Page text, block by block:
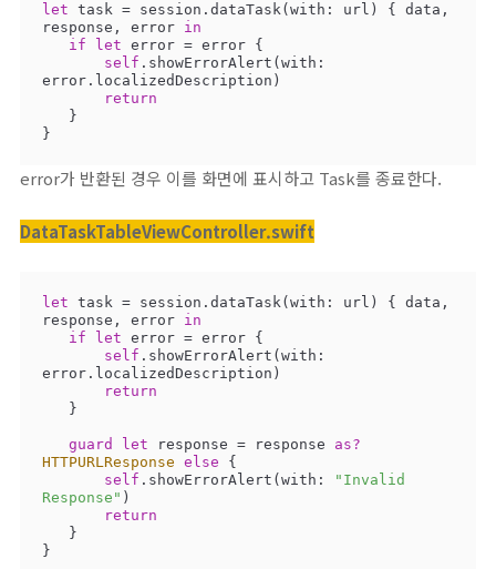
let task = session.dataTask(with: url) { data,
response, error in
if
let error = error {
self .showErrorAlert(with:
error.localizedDescription)
return
}
error가 반환된 경우 이를 화면에 표시하고 Task를 종료한다.
DataTaskTableViewController.swift
let task = session.dataTask(with: url) { data,
response, error in
if
let error = error {
self .showErrorAlert(with:
error.localizedDescription)
return
guard let response = response as?
HTTPURLResponse else {
self .showErrorAlert(with:
"Invalid
Response" )
return
}